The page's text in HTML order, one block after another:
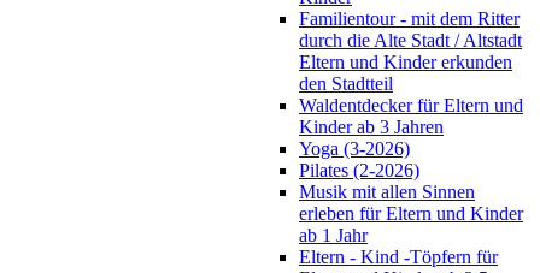
Familientour - mit dem Ritter
durch die Alte Stadt / Altstadt
Eltern und Kinder erkunden
den Stadtteil
Waldentdecker für Eltern und
Kinder ab 3 Jahren
Yoga (3-2026)
Pilates (2-2026)
Musik mit allen Sinnen
erleben für Eltern und Kinder
ab 1 Jahr
Eltern - Kind -Töpfern für